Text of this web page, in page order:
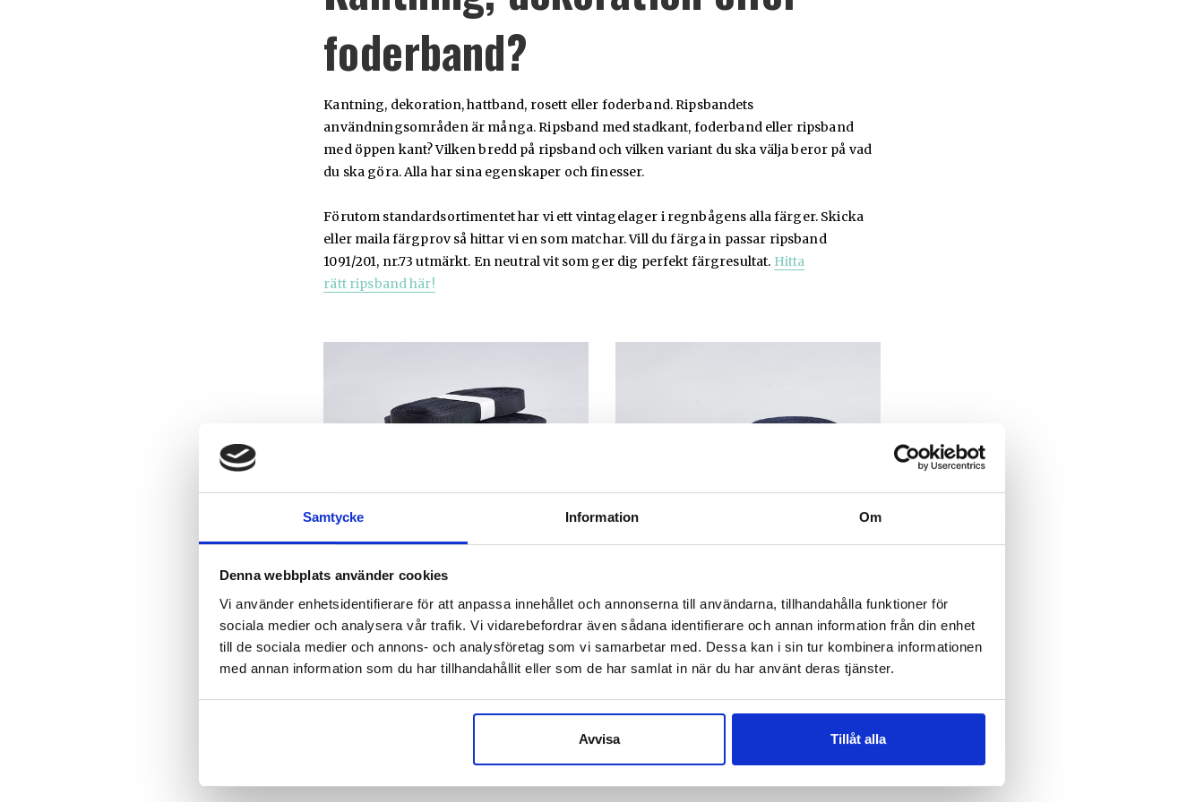
Samtycke Information Om
Denna webbplats använder cookies
Vi använder enhetsidentifierare för att anpassa innehållet och annonserna till användarna, tillhandahålla funktioner för
sociala medier och analysera vår trafik. Vi vidarebefordrar även sådana identifierare och annan information från din enhet
till de sociala medier och annons- och analysföretag som vi samarbetar med. Dessa kan i sin tur kombinera informationen
med annan information som du har tillhandahållit eller som de har samlat in när du har använt deras tjänster.
Avvisa Tillåt alla
foderband?
Kantning, dekoration, hattband, rosett eller foderband. Ripsbandets
användningsområden är många. Ripsband med stadkant, foderband eller ripsband
med öppen kant? Vilken bredd på ripsband och vilken variant du ska välja beror på vad
du ska göra. Alla har sina egenskaper och finesser.
Förutom standardsortimentet har vi ett vintagelager i regnbågens alla färger. Skicka
eller maila färgprov så hittar vi en som matchar. Vill du färga in passar ripsband
1091/201, nr.73 utmärkt. En neutral vit som ger dig perfekt färgresultat. Hitta
rätt ripsband här!